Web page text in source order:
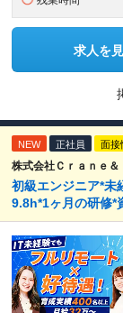
求人を
NEW 正社員 面接
株式会社Ｃｒａｎｅ＆
初級エンジニア*未
9.8h*1ヶ月の研修*